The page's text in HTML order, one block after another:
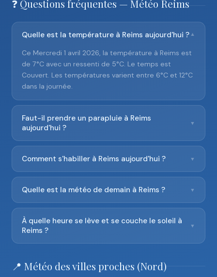
❓ Questions fréquentes — Météo Reims
Quelle est la température à Reims aujourd'hui ? ▼
Ce Mercredi 1 avril 2026, la température à Reims est
de 7°C avec un ressenti de 5°C. Le temps est
Couvert. Les températures varient entre 6°C et 12°C
dans la journée.
Faut-il prendre un parapluie à Reims
aujourd'hui ?
▼
Comment s'habiller à Reims aujourd'hui ? ▼
Quelle est la météo de demain à Reims ? ▼
À quelle heure se lève et se couche le soleil à
Reims ?
▼
📍 Météo des villes proches (Nord)